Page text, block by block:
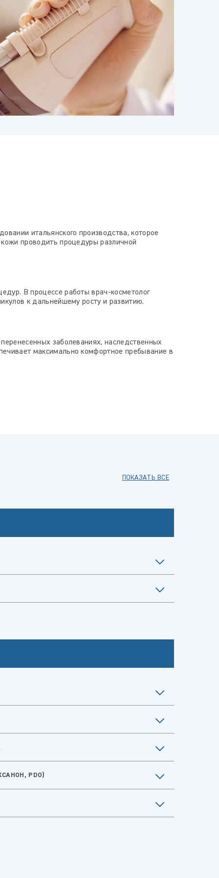
итальянского производства, которое
проводить процедуры различной
В процессе работы врач-косметолог
к дальнейшему росту и развитию.
заболеваниях, наследственных
максимально комфортное пребывание в
ПОКАЗАТЬ ВСЕ
PDO)